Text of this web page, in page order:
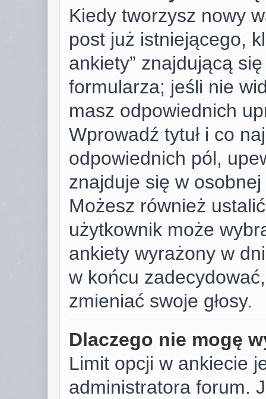
Kiedy tworzysz nowy
post już istniejącego,
ankiety” znajdującą
formularza; jeśli nie
masz odpowiednich
Wprowadź tytuł i co
odpowiednich pól,
znajduje się w
Możesz również
użytkownik może
ankiety wyrażony w
w końcu
zmieniać swoje głosy.
Dlaczego nie mogę
Limit opcji w ankiecie
administratora forum.